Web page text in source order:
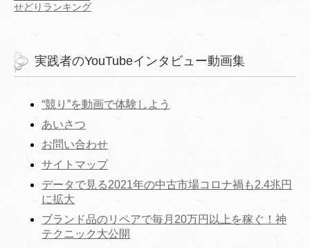
せどりランキング
実践者のYouTubeインタビュー動画集
“競り”を動画で体験しよう
あいさつ
お問い合わせ
サイトマップ
データで見る2021年の中古市場コロナ禍も2.4兆円
に拡大
ブランド品のリペアで毎月20万円以上を稼ぐ！神
テクニック大公開